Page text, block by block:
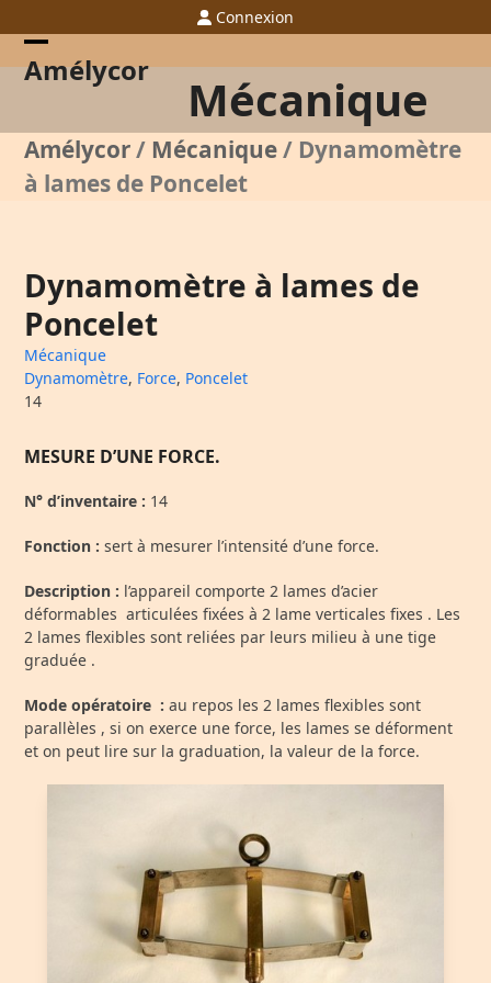
to
content
Connexion
Amélycor
Open
menu
Close
menu
Mécanique
Amélycor/ Mécanique/ Dynamomètre
à lames de Poncelet
Dynamomètre à lames de
Poncelet
Mécanique
Dynamomètre, Force, Poncelet
14
MESURE D’UNE FORCE.
N° d’inventaire : 14
Fonction :sert à mesurer l’intensité d’une force.
Description : l’appareil comporte 2 lames d’acier
déformables articulées fixées à 2 lame verticales fixes . Les
2 lames flexibles sont reliées par leurs milieu à une tige
graduée .
Mode opératoire :au repos les 2 lames flexibles sont
parallèles , si on exerce une force, les lames se déforment
et on peut lire sur la graduation, la valeur de la force.